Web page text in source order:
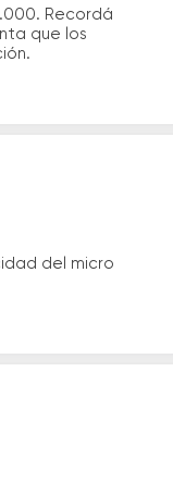
Recordá
que los
del micro